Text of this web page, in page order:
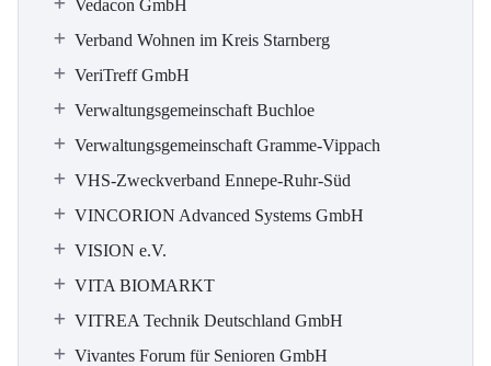
Vedacon GmbH
Verband Wohnen im Kreis Starnberg
VeriTreff GmbH
Verwaltungsgemeinschaft Buchloe
Verwaltungsgemeinschaft Gramme-Vippach
VHS-Zweckverband Ennepe-Ruhr-Süd
VINCORION Advanced Systems GmbH
VISION e.V.
VITA BIOMARKT
VITREA Technik Deutschland GmbH
Vivantes Forum für Senioren GmbH